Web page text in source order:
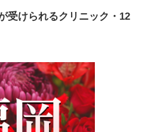
受けられるクリニック・12